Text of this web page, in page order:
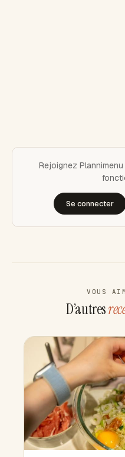
Rejoignez
Se connecter
VOUS
D’autres